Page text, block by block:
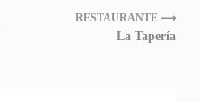
RESTAURANTE ⟶
La Tapería